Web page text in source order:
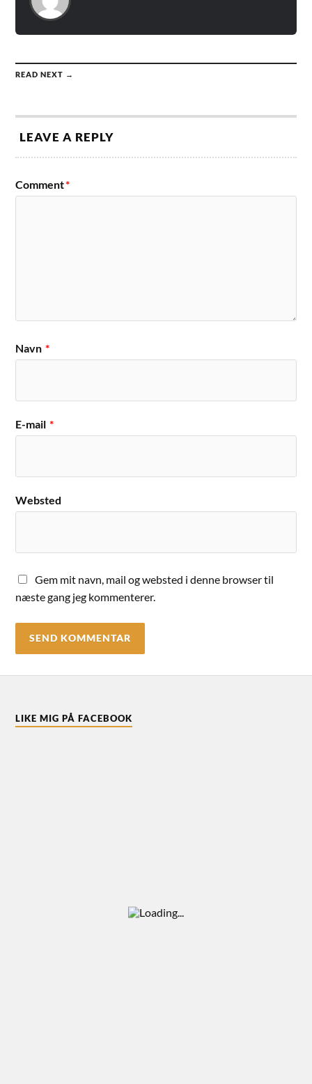
READ NEXT →
LEAVE A REPLY
Comment*
Navn *
E-mail *
Websted
Gem mit navn, mail og websted i denne browser til
næste gang jeg kommenterer.
LIKE MIG PÅ FACEBOOK